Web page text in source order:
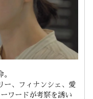
ー、フィナンシェ、愛
ワードが考察を誘い